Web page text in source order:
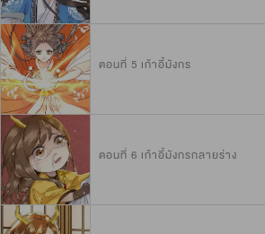
ตอนที่ 5 เก้าอี้มังกร
ตอนที่ 6 เก้าอี้มังกรกลายร่าง